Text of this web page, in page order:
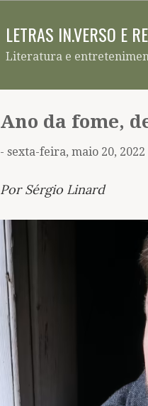
LETRAS IN.VERSO E
Literatura e
Ano da fome,
- sexta-feira, maio 20, 2022
Por Sérgio Linard